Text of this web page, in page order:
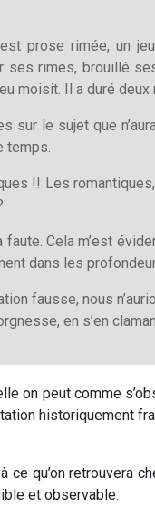
prose rimée, un
rimes, brouillé
moisit. Il a duré deux
sur le sujet que
temps.
!! Les
Cela m’est
dans les
fausse, nous
en s’en
on peut comme
historiquement
qu’on retrouvera
et observable.